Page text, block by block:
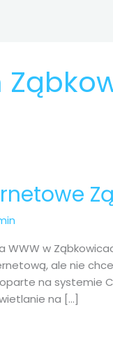
w
ale nie
na systemie
na […]